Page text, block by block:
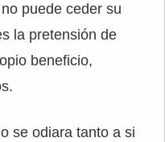
puede ceder su
la pretensión de
beneficio,
se odiara tanto a si